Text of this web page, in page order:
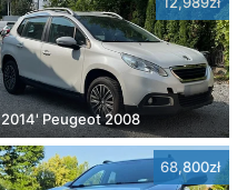
2014' Peugeot 2008
68,800zł